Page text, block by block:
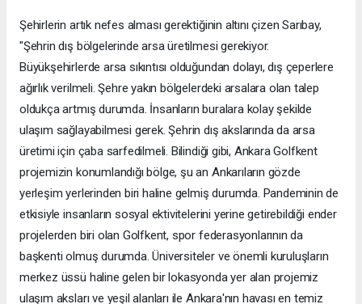
Şehirlerin artık nefes alması gerektiğinin altını çizen Sarıbay,
"Şehrin dış bölgelerinde arsa üretilmesi gerekiyor.
Büyükşehirlerde arsa sıkıntısı olduğundan dolayı, dış çeperlere
ağırlık verilmeli. Şehre yakın bölgelerdeki arsalara olan talep
oldukça artmış durumda. İnsanların buralara kolay şekilde
ulaşım sağlayabilmesi gerek. Şehrin dış akslarında da arsa
üretimi için çaba sarfedilmeli. Bilindiği gibi, Ankara Golfkent
projemizin konumlandığı bölge, şu an Ankarıların gözde
yerleşim yerlerinden biri haline gelmiş durumda. Pandeminin de
etkisiyle insanların sosyal ektivitelerini yerine getirebildiği ender
projelerden biri olan Golfkent, spor federasyonlarının da
başkenti olmuş durumda. Üniversiteler ve önemli kuruluşların
merkez üssü haline gelen bir lokasyonda yer alan projemiz
ulaşım aksları ve yeşil alanları ile Ankara'nın havası en temiz